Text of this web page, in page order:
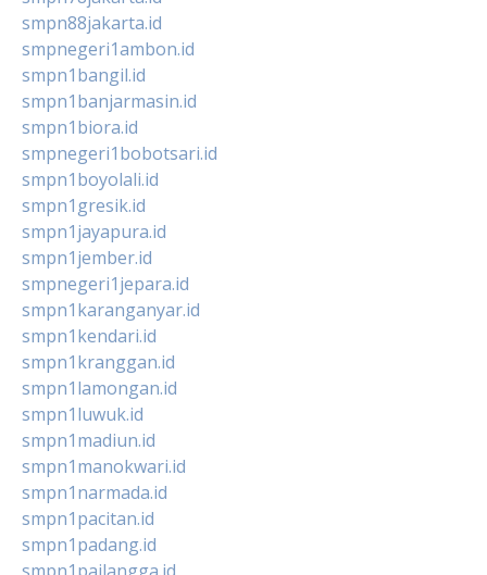
smpn88jakarta.id
smpnegeri1ambon.id
smpn1bangil.id
smpn1banjarmasin.id
smpn1biora.id
smpnegeri1bobotsari.id
smpn1boyolali.id
smpn1gresik.id
smpn1jayapura.id
smpn1jember.id
smpnegeri1jepara.id
smpn1karanganyar.id
smpn1kendari.id
smpn1kranggan.id
smpn1lamongan.id
smpn1luwuk.id
smpn1madiun.id
smpn1manokwari.id
smpn1narmada.id
smpn1pacitan.id
smpn1padang.id
smpn1pailangga.id